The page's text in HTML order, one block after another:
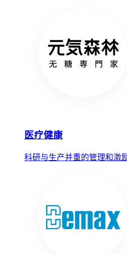
医疗健康
科研与生产并重的管理和激